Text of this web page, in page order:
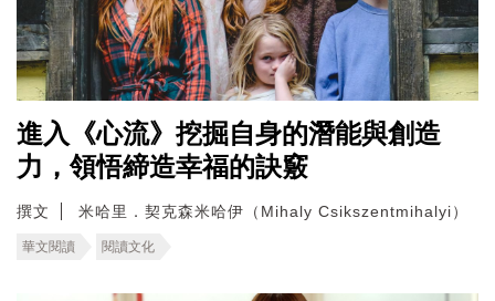
進入《心流》挖掘自身的潛能與創造
力，領悟締造幸福的訣竅
撰文 米哈里．契克森米哈伊（Mihaly Csikszentmihalyi）
華文閱讀 閱讀文化